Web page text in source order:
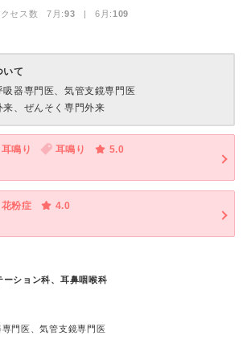
クセス数 7月:93 | 6月:109
いて
吸器専門医、気管支鏡専門医
来、ぜんそく専門外来
耳鳴り 耳鳴り
5.0
花粉症
4.0
ーション科、耳鼻咽喉科
門医、気管支鏡専門医